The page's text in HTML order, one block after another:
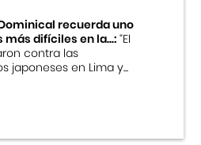
recuerda uno
difíciles en la...:“El
contra las
japoneses en Lima y...